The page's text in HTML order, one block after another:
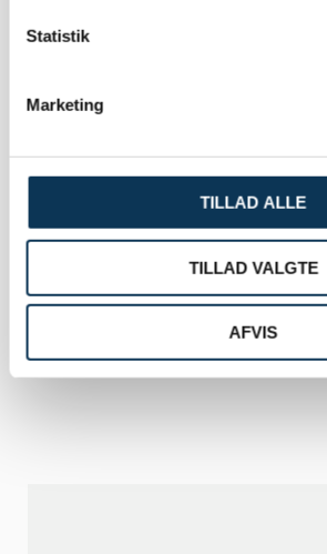
Statistik
Marketing
TILLAD ALLE
TILLAD VALGTE
AFVIS